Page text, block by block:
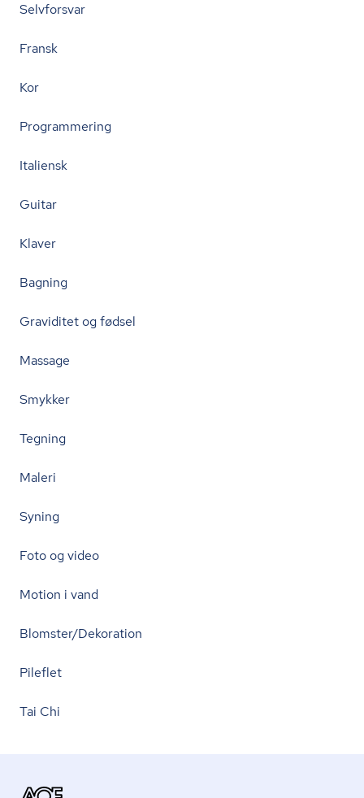
Selvforsvar
Fransk
Kor
Programmering
Italiensk
Guitar
Klaver
Bagning
Graviditet og fødsel
Massage
Smykker
Tegning
Maleri
Syning
Foto og video
Motion i vand
Blomster/Dekoration
Pileflet
Tai Chi